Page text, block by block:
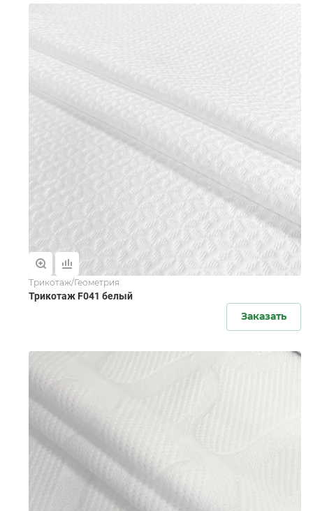
Трикотаж/Геометрия
Трикотаж F041 белый
Заказать